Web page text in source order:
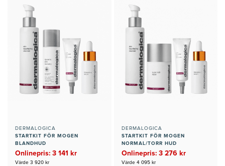
DERMALOGICA
STARTKIT FÖR MOGEN
BLANDHUD
Onlinepris: 3 141 kr
Värde 3 920 kr
DERMALOGICA
STARTKIT FÖR MOGEN
NORMAL/TORR HUD
Onlinepris: 3 276 kr
Värde 4 095 kr